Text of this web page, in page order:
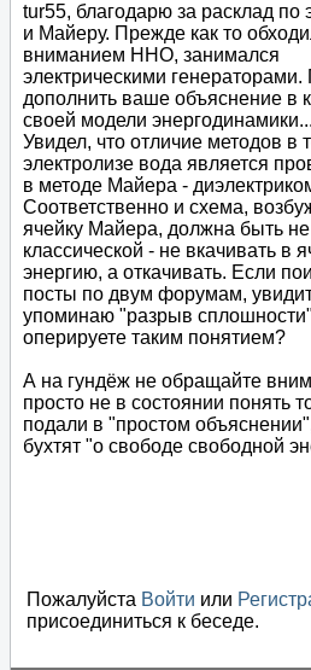
tur55, благодарю за расклад по
и Майеру. Прежде как то
вниманием ННО, занимался
электрическими генераторами.
дополнить ваше объяснение в
своей модели энергодинамики...
Увидел, что отличие методов в
электролизе вода является
в методе Майера -
Соответственно и схема,
ячейку Майера, должна быть не
классической - не вкачивать в
энергию, а откачивать. Если
посты по двум форумам,
упоминаю "разрыв
оперируете таким понятием?
А на гундёж не обращайте
просто не в состоянии понять
подали в "простом
бухтят "о свободе свободной
Пожалуйста Войти или
присоединиться к беседе.